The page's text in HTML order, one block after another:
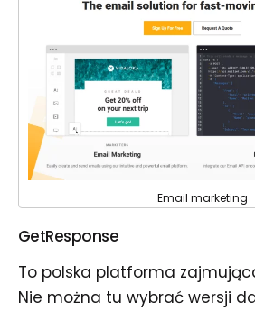
Email marketing
GetResponse
To polska platforma
Nie można tu wybrać wersji